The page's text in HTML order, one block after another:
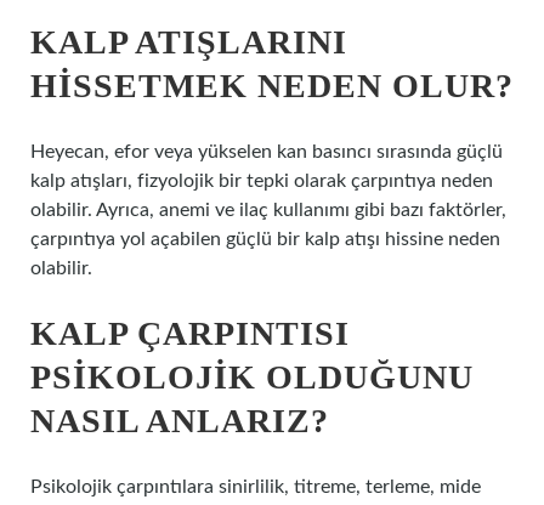
KALP ATIŞLARINI
HISSETMEK NEDEN OLUR?
Heyecan, efor veya yükselen kan basıncı sırasında güçlü
kalp atışları, fizyolojik bir tepki olarak çarpıntıya neden
olabilir. Ayrıca, anemi ve ilaç kullanımı gibi bazı faktörler,
çarpıntıya yol açabilen güçlü bir kalp atışı hissine neden
olabilir.
KALP ÇARPINTISI
PSIKOLOJIK OLDUĞUNU
NASIL ANLARIZ?
Psikolojik çarpıntılara sinirlilik, titreme, terleme, mide